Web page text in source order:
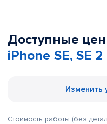
Доступные
iPhone SE, SE 2
Изменить
Стоимость работы (без